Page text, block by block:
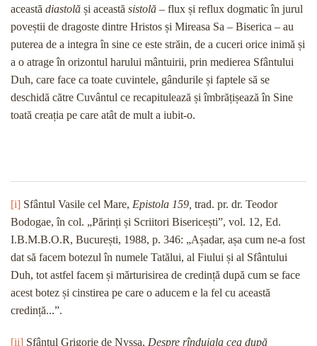
această diastolă și această sistolă – flux și reflux dogmatic în jurul
poveștii de dragoste dintre Hristos și Mireasa Sa – Biserica – au
puterea de a integra în sine ce este străin, de a cuceri orice inimă și
a o atrage în orizontul harului mântuirii, prin medierea Sfântului
Duh, care face ca toate cuvintele, gândurile și faptele să se
deschidă către Cuvântul ce recapitulează și îmbrățișează în Sine
toată creația pe care atât de mult a iubit-o.
[i] Sfântul Vasile cel Mare, Epistola 159, trad. pr. dr. Teodor
Bodogae, în col. „Părinți și Scriitori Bisericești”, vol. 12, Ed.
I.B.M.B.O.R, București, 1988, p. 346: „Așadar, așa cum ne-a fost
dat să facem botezul în numele Tatălui, al Fiului și al Sfântului
Duh, tot astfel facem și mărturisirea de credință după cum se face
acest botez și cinstirea pe care o aducem e la fel cu această
credință...”.
[ii] Sfântul Grigorie de Nyssa, Despre rînduiala cea după